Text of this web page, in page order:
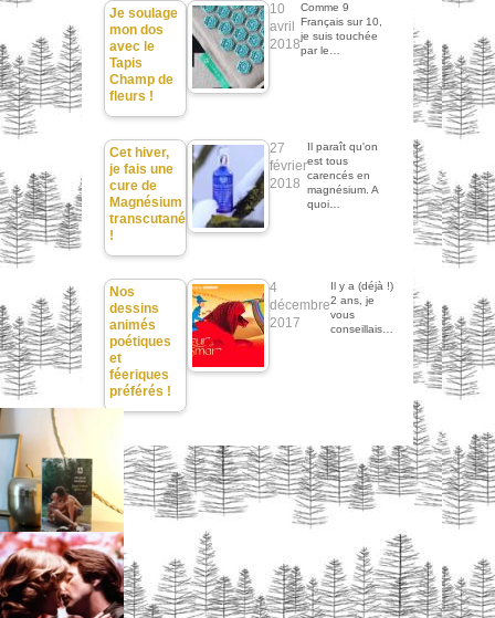
Je soulage
mon dos
avec le
Tapis
Champ de
fleurs !
10
avril
2018
Comme 9
Français sur 10,
je suis touchée
par le…
Cet hiver,
je fais une
cure de
Magnésium
transcutané
!
27
février
2018
Il paraît qu'on
est tous
carencés en
magnésium. A
quoi…
Nos
dessins
animés
poétiques
et
féeriques
préférés !
4
décembre
2017
Il y a (déjà !)
2 ans, je
vous
conseillais…